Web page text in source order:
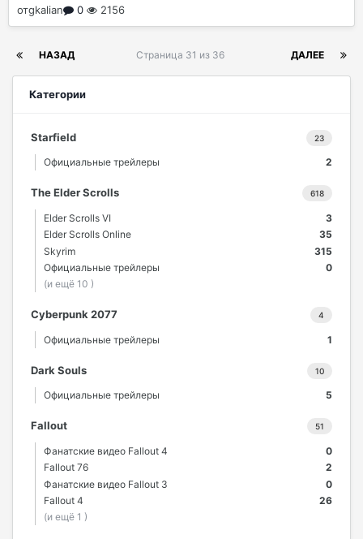
отgkalian 0 2156
НАЗАД ДАЛЕЕ
Страница 31 из 36
Категории
23
Starfield
2
Официальные трейлеры
618
The Elder Scrolls
3
Elder Scrolls VI
35
Elder Scrolls Online
315
Skyrim
0
Официальные трейлеры
(и ещё 10 )
4
Cyberpunk 2077
1
Официальные трейлеры
10
Dark Souls
5
Официальные трейлеры
51
Fallout
0
Фанатские видео Fallout 4
2
Fallout 76
0
Фанатские видео Fallout 3
26
Fallout 4
(и ещё 1 )